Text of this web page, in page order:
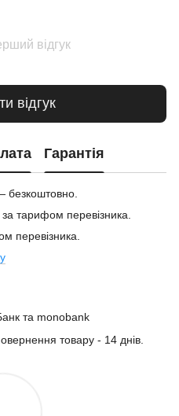
відгук
відгук
Гарантія
безкоштовно.
тарифом перевізника.
перевізника.
та monobank
товару - 14 днів.